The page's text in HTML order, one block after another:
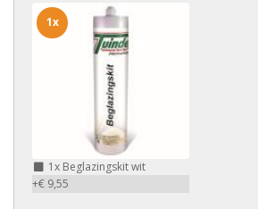
1x Beglazingskit wit
+€ 9,55
1x